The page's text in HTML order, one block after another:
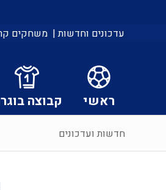
עדכונים וחדשות | משחקים
ראשי קבוצה
חדשות ועדכונים